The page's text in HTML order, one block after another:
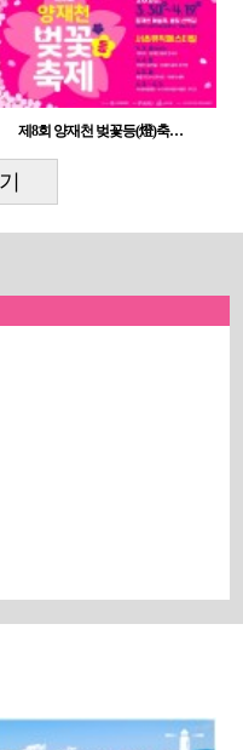
제8회 양재천 벚꽃등(燈)축…